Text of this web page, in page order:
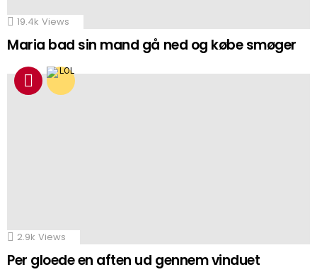
19.4k Views
Maria bad sin mand gå ned og købe smøger
2.9k Views
Per gloede en aften ud gennem vinduet